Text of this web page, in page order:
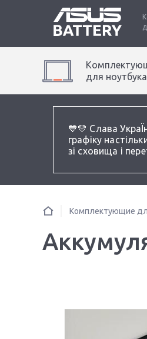
💙💛 Слава
графіку
зі сховища і
для ноутбука
Комплектующие